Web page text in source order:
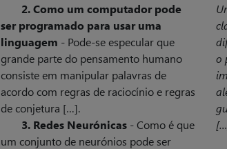
2. Como um computador pode
ser programado para usar uma
linguagem - Pode-se especular que
grande parte do pensamento humano
consiste em manipular palavras de
acordo com regras de raciocínio e regras
de conjetura […].
3. Redes Neurónicas- Como é que
um conjunto de neurónios pode ser
o